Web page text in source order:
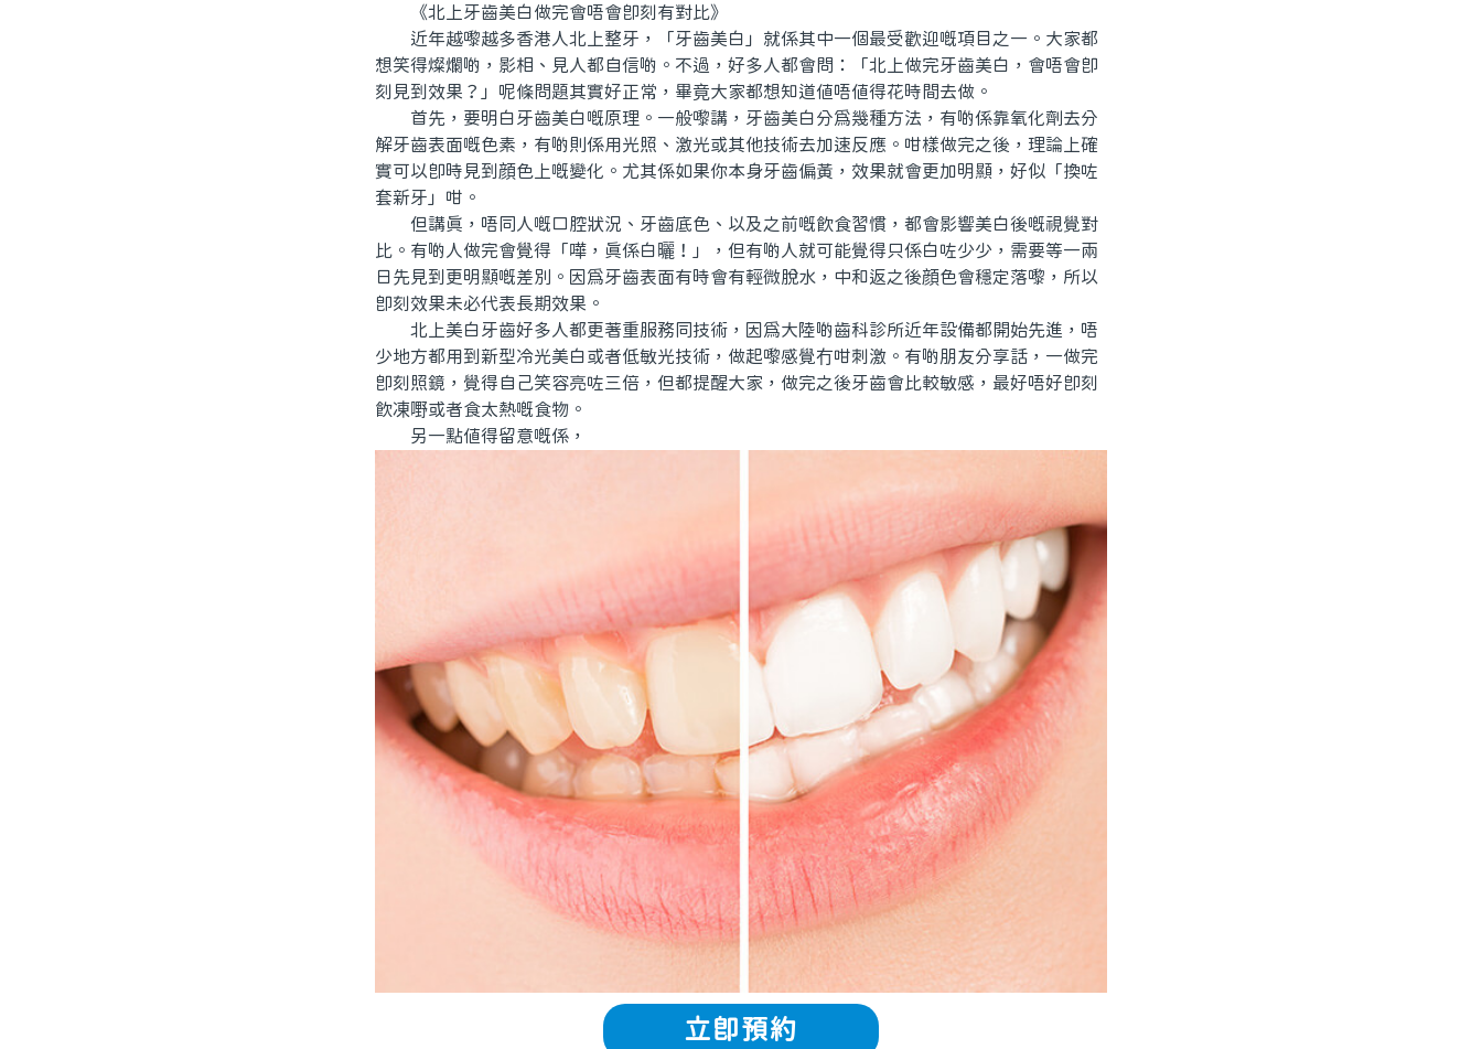
《北上牙齒美白做完會唔會即刻有對比》
近年越嚟越多香港人北上整牙，「牙齒美白」就係其中一個最受歡迎嘅項目之一。大家都
想笑得燦爛啲，影相、見人都自信啲。不過，好多人都會問：「北上做完牙齒美白，會唔會即
刻見到效果？」呢條問題其實好正常，畢竟大家都想知道值唔值得花時間去做。
首先，要明白牙齒美白嘅原理。一般嚟講，牙齒美白分爲幾種方法，有啲係靠氧化劑去分
解牙齒表面嘅色素，有啲則係用光照、激光或其他技術去加速反應。咁樣做完之後，理論上確
實可以即時見到顔色上嘅變化。尤其係如果你本身牙齒偏黃，效果就會更加明顯，好似「換咗
套新牙」咁。
但講真，唔同人嘅口腔狀況、牙齒底色、以及之前嘅飲食習慣，都會影響美白後嘅視覺對
比。有啲人做完會覺得「嘩，真係白曬！」，但有啲人就可能覺得只係白咗少少，需要等一兩
日先見到更明顯嘅差別。因爲牙齒表面有時會有輕微脫水，中和返之後顔色會穩定落嚟，所以
即刻效果未必代表長期效果。
北上美白牙齒好多人都更著重服務同技術，因爲大陸啲齒科診所近年設備都開始先進，唔
少地方都用到新型冷光美白或者低敏光技術，做起嚟感覺冇咁刺激。有啲朋友分享話，一做完
即刻照鏡，覺得自己笑容亮咗三倍，但都提醒大家，做完之後牙齒會比較敏感，最好唔好即刻
飲凍嘢或者食太熱嘅食物。
另一點值得留意嘅係，
立即預約